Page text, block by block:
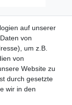
auf unserer
von
um z.B.
von
Website zu
durch gesetzte
wir in den